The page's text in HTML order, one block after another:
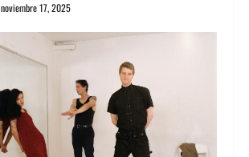
noviembre 17, 2025